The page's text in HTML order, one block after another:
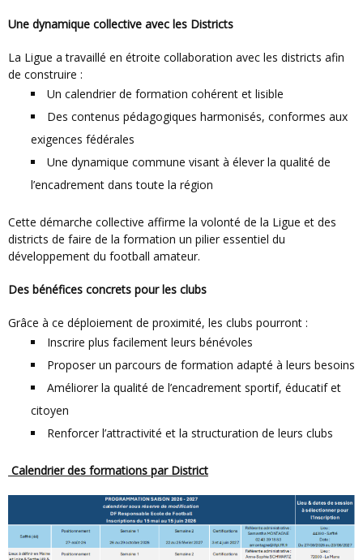
Une dynamique collective avec les Districts
La Ligue a travaillé en étroite collaboration avec les districts afin
de construire :
Un calendrier de formation cohérent et lisible
Des contenus pédagogiques harmonisés, conformes aux
exigences fédérales
Une dynamique commune visant à élever la qualité de
l’encadrement dans toute la région
Cette démarche collective affirme la volonté de la Ligue et des
districts de faire de la formation un pilier essentiel du
développement du football amateur.
Des bénéfices concrets pour les clubs
Grâce à ce déploiement de proximité, les clubs pourront :
Inscrire plus facilement leurs bénévoles
Proposer un parcours de formation adapté à leurs besoins
Améliorer la qualité de l’encadrement sportif, éducatif et
citoyen
Renforcer l’attractivité et la structuration de leurs clubs
Calendrier des formations par District